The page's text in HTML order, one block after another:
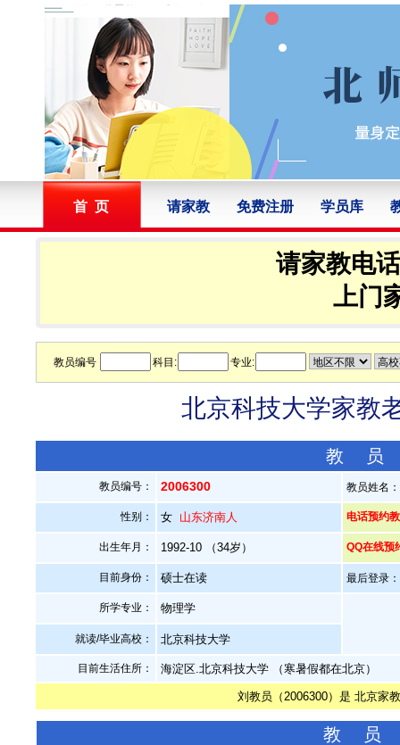
首 页 请家教 免费注册 学员库
请家教电
上门
教员编号 科目: 专业:
北京科技大学家教
教
教员编号： 2006300 教员姓名
性别： 女 山东济南人 电话预约
出生年月： 1992-10 （34岁） QQ在线预
目前身份： 硕士在读 最后登录
所学专业： 物理学
就读/毕业高校： 北京科技大学
目前生活住所： 海淀区.北京科技大学 （寒暑假都在北京）
刘教员（2006300）是 北京家
教 员